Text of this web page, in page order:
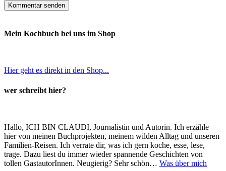
Mein Kochbuch bei uns im Shop
Hier geht es direkt in den Shop...
wer schreibt hier?
Hallo, ICH BIN CLAUDI, Journalistin und Autorin. Ich erzähle
hier von meinen Buchprojekten, meinem wilden Alltag und unseren
Familien-Reisen. Ich verrate dir, was ich gern koche, esse, lese,
trage. Dazu liest du immer wieder spannende Geschichten von
tollen GastautorInnen. Neugierig? Sehr schön… Was über mich